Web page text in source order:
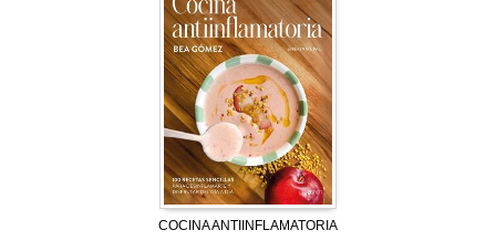
COCINA ANTIINFLAMATORIA